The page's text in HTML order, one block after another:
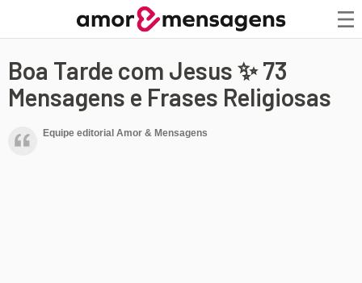
Boa Tarde com Jesus ✨ 73
Mensagens e Frases Religiosas
Equipe editorial Amor & Mensagens